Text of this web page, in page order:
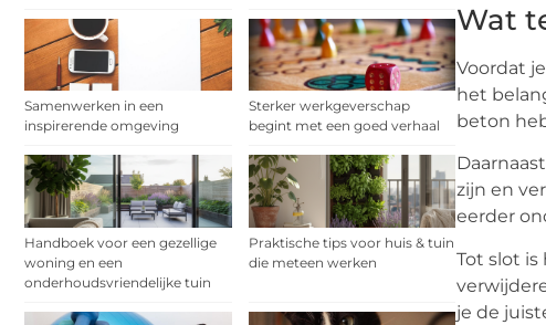
Samenwerken in een
inspirerende omgeving
Sterker werkgeverschap
begint met een goed verhaal
Handboek voor een gezellige
woning en een
onderhoudsvriendelijke tuin
Praktische tips voor huis & tuin
die meteen werken
Wat
Voordat
het
beton
zijn en
eerder
Tot slot
je de